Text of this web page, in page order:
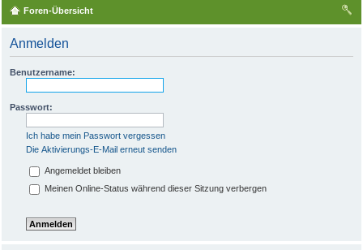
Foren-Übersicht
Anmelden
Benutzername:
Passwort:
Ich habe mein Passwort vergessen
Die Aktivierungs-E-Mail erneut senden
Angemeldet bleiben
Meinen Online-Status während dieser Sitzung verbergen